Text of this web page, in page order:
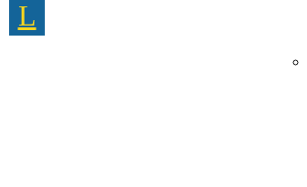
Passar para o conteúdo principal
L